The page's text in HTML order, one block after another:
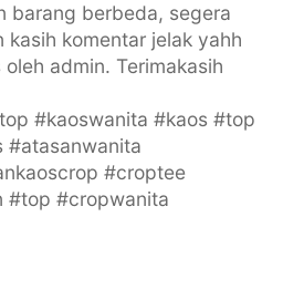
barang berbeda, segera
kasih komentar jelak yahh
admin. Terimakasih
#kaoswanita #kaos #top
#atasanwanita
#croptee
#top #cropwanita